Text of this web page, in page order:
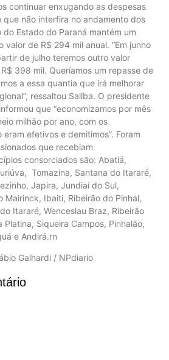
continuar enxugando as despesas
não interfira no andamento dos
do Estado do Paraná mantém um
valor de R$ 294 mil anual. “Em junho
de julho teremos outro valor
398 mil. Queríamos um repasse de
a essa quantia que irá melhorar
ressaltou Saliba. O presidente
que “economizamos por mês
milhão por ano, com os
efetivos e demitimos”. Foram
que recebiam
consorciados são: Abatiá,
Tomazina, Santana do Itararé,
Japira, Jundiaí do Sul,
Mairinck, Ibaiti, Ribeirão do Pinhal,
Itararé, Wenceslau Braz, Ribeirão
Platina, Siqueira Campos, Pinhalão,
e Andirá.rn
Galhardi / NPdiario